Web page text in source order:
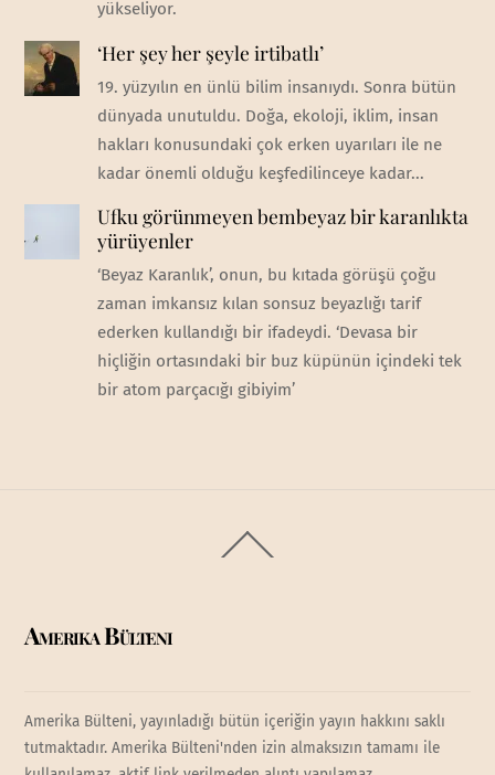
yükseliyor.
‘Her şey her şeyle irtibatlı’
19. yüzyılın en ünlü bilim insanıydı. Sonra bütün
dünyada unutuldu. Doğa, ekoloji, iklim, insan
hakları konusundaki çok erken uyarıları ile ne
kadar önemli olduğu keşfedilinceye kadar...
Ufku görünmeyen bembeyaz bir karanlıkta
yürüyenler
‘Beyaz Karanlık’, onun, bu kıtada görüşü çoğu
zaman imkansız kılan sonsuz beyazlığı tarif
ederken kullandığı bir ifadeydi. ‘Devasa bir
hiçliğin ortasındaki bir buz küpünün içindeki tek
bir atom parçacığı gibiyim’
To
Amerika Bülteni
Amerika Bülteni, yayınladığı bütün içeriğin yayın hakkını saklı
tutmaktadır. Amerika Bülteni'nden izin almaksızın tamamı ile